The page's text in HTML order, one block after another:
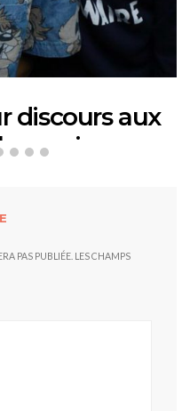
discours aux
musique
PAS PUBLIÉE. LES CHAMPS